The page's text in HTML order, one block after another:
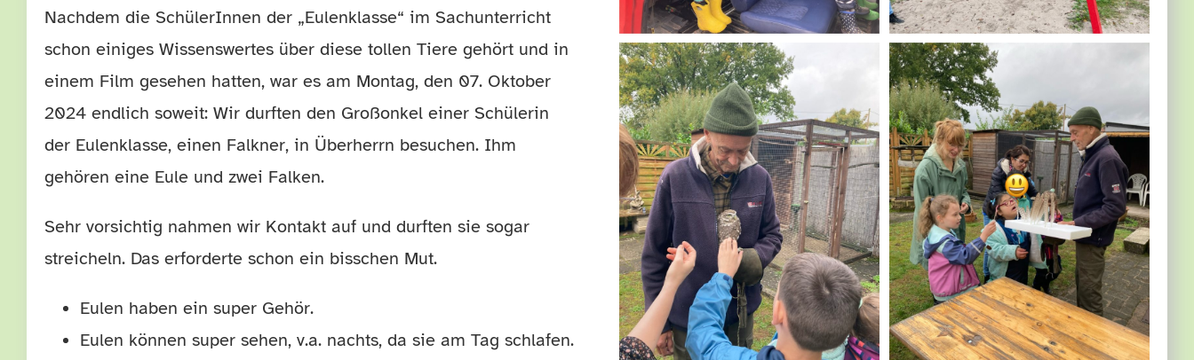
Nachdem die SchülerInnen der „Eulenklasse“ im Sachunterricht
schon einiges Wissenswertes über diese tollen Tiere gehört und in
einem Film gesehen hatten, war es am Montag, den 07. Oktober
2024 endlich soweit: Wir durften den Großonkel einer Schülerin
der Eulenklasse, einen Falkner, in Überherrn besuchen. Ihm
gehören eine Eule und zwei Falken.
Sehr vorsichtig nahmen wir Kontakt auf und durften sie sogar
streicheln. Das erforderte schon ein bisschen Mut.
Eulen haben ein super Gehör.
Eulen können super sehen, v.a. nachts, da sie am Tag schlafen.